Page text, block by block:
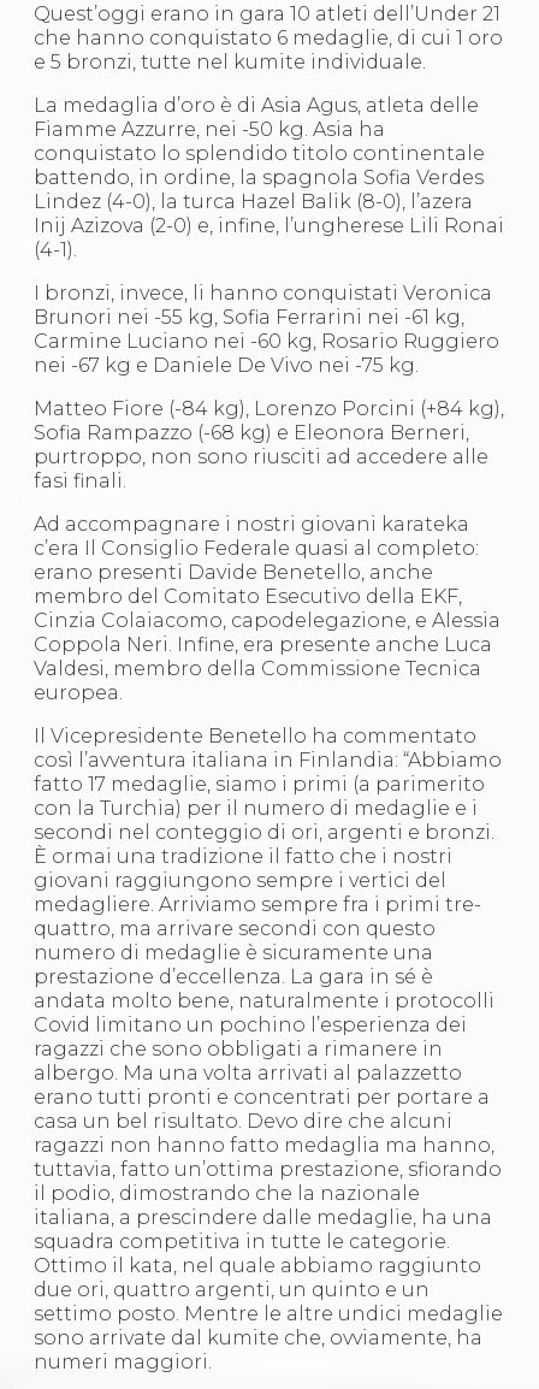
News
Merchandising
Mappa del sito
Cerca
Contatti
News
Cookies Accept
Newsletter
Catalogo formativo
Webinar
Corsi di Specializzazione
Corsi FIJLKAM-FISDIR
Corsi Preparatore Fisico
Edutraining class - Didattica infantile
Corso dirigenti sportivi
Corso Direttore di Gara
Abilitazioni
Sportello Fiscale
FAQ
Quesiti fiscali
Sostenibilità
Documenti
Quest’oggi erano in gara 10 atleti dell’Under 21
che hanno conquistato 6 medaglie, di cui 1 oro
e 5 bronzi, tutte nel kumite individuale.
La medaglia d’oro è di Asia Agus, atleta delle
Fiamme Azzurre, nei -50 kg. Asia ha
conquistato lo splendido titolo continentale
battendo, in ordine, la spagnola Sofia Verdes
Lindez (4-0), la turca Hazel Balik (8-0), l’azera
Inij Azizova (2-0) e, infine, l’ungherese Lili Ronai
(4-1).
I bronzi, invece, li hanno conquistati Veronica
Brunori nei -55 kg, Sofia Ferrarini nei -61 kg,
Carmine Luciano nei -60 kg, Rosario Ruggiero
nei -67 kg e Daniele De Vivo nei -75 kg.
Matteo Fiore (-84 kg), Lorenzo Porcini (+84 kg),
Sofia Rampazzo (-68 kg) e Eleonora Berneri,
purtroppo, non sono riusciti ad accedere alle
fasi finali.
Ad accompagnare i nostri giovani karateka
c’era Il Consiglio Federale quasi al completo:
erano presenti Davide Benetello, anche
membro del Comitato Esecutivo della EKF,
Cinzia Colaiacomo, capodelegazione, e Alessia
Coppola Neri. Infine, era presente anche Luca
Valdesi, membro della Commissione Tecnica
europea.
Il Vicepresidente Benetello ha commentato
così l’avventura italiana in Finlandia: “Abbiamo
fatto 17 medaglie, siamo i primi (a parimerito
con la Turchia) per il numero di medaglie e i
secondi nel conteggio di ori, argenti e bronzi.
È ormai una tradizione il fatto che i nostri
giovani raggiungono sempre i vertici del
medagliere. Arriviamo sempre fra i primi tre-
quattro, ma arrivare secondi con questo
numero di medaglie è sicuramente una
prestazione d’eccellenza. La gara in sé è
andata molto bene, naturalmente i protocolli
Covid limitano un pochino l’esperienza dei
ragazzi che sono obbligati a rimanere in
albergo. Ma una volta arrivati al palazzetto
erano tutti pronti e concentrati per portare a
casa un bel risultato. Devo dire che alcuni
ragazzi non hanno fatto medaglia ma hanno,
tuttavia, fatto un’ottima prestazione, sfiorando
il podio, dimostrando che la nazionale
italiana, a prescindere dalle medaglie, ha una
squadra competitiva in tutte le categorie.
Ottimo il kata, nel quale abbiamo raggiunto
due ori, quattro argenti, un quinto e un
settimo posto. Mentre le altre undici medaglie
sono arrivate dal kumite che, ovviamente, ha
numeri maggiori.